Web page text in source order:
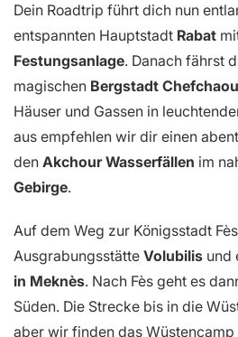
Dein Roadtrip führt dich nun
entspannten Hauptstadt Rabat
Festungsanlage. Danach fährst
magischen Bergstadt
Häuser und Gassen in
aus empfehlen wir dir einen
den Akchour Wasserfällen im
Gebirge.
Auf dem Weg zur Königsstadt
Ausgrabungsstätte Volubilis und
in Meknès. Nach Fès geht es
Süden. Die Strecke bis in die
aber wir finden das Wüstencamp